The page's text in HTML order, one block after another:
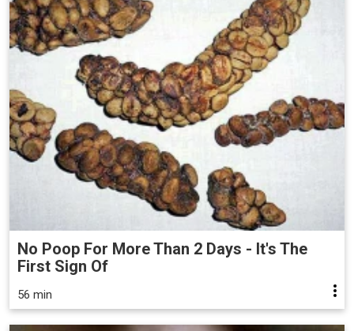
No Poop For More Than 2 Days - It's The
First Sign Of
56 min